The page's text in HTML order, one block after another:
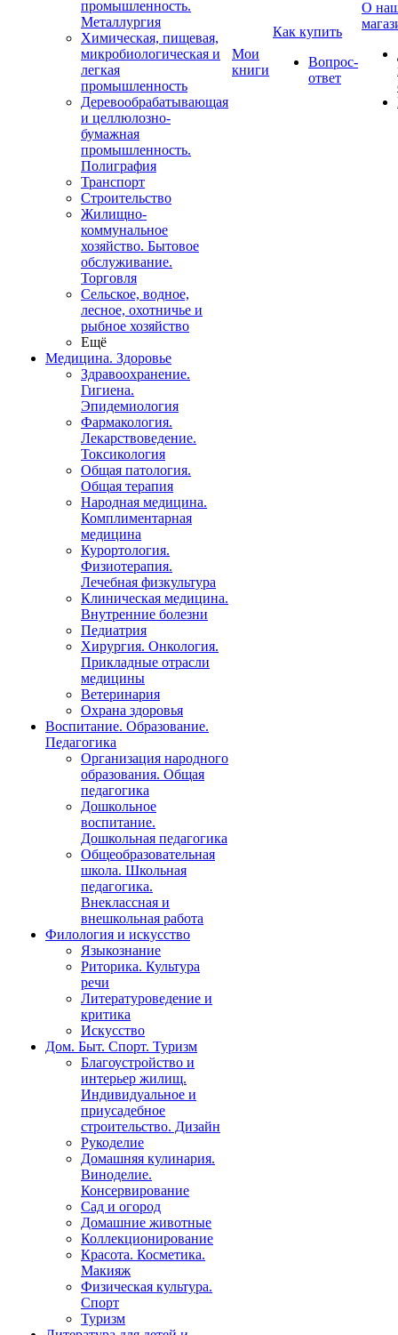
промышленность.
Металлургия
Химическая, пищевая,
микробиологическая и
легкая
промышленность
Деревообрабатывающая
и целлюлозно-
бумажная
промышленность.
Полиграфия
Транспорт
Строительство
Жилищно-
коммунальное
хозяйство. Бытовое
обслуживание.
Торговля
Сельское, водное,
лесное, охотничье и
рыбное хозяйство
Ещё
Медицина. Здоровье
Здравоохранение.
Гигиена.
Эпидемиология
Фармакология.
Лекарствоведение.
Токсикология
Общая патология.
Общая терапия
Народная медицина.
Комплиментарная
медицина
Курортология.
Физиотерапия.
Лечебная физкультура
Клиническая медицина.
Внутренние болезни
Педиатрия
Хирургия. Онкология.
Прикладные отрасли
медицины
Ветеринария
Охрана здоровья
Воспитание. Образование.
Педагогика
Организация народного
образования. Общая
педагогика
Дошкольное
воспитание.
Дошкольная педагогика
Общеобразовательная
школа. Школьная
педагогика.
Внеклассная и
внешкольная работа
Филология и искусство
Языкознание
Риторика. Культура
речи
Литературоведение и
критика
Искусство
Дом. Быт. Спорт. Туризм
Благоустройство и
интерьер жилищ.
Индивидуальное и
приусадебное
строительство. Дизайн
Рукоделие
Домашняя кулинария.
Виноделие.
Консервирование
Сад и огород
Домашние животные
Коллекционирование
Красота. Косметика.
Макияж
Физическая культура.
Спорт
Туризм
Мои
книги
Как купить
Вопрос-
ответ
О